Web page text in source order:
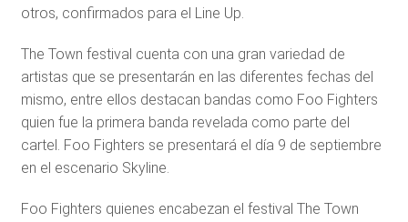
otros, confirmados para el Line Up.
The Town festival cuenta con una gran variedad de
artistas que se presentarán en las diferentes fechas del
mismo, entre ellos destacan bandas como Foo Fighters
quien fue la primera banda revelada como parte del
cartel. Foo Fighters se presentará el día 9 de septiembre
en el escenario Skyline.
Foo Fighters quienes encabezan el festival The Town